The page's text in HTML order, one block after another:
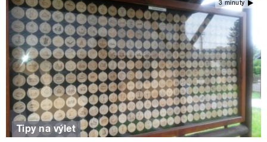
3 minuty
Tipy na výlet